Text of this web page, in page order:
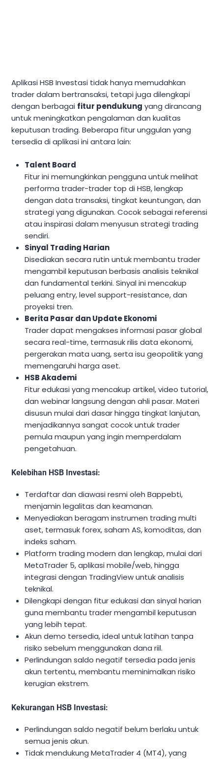
Aplikasi HSB Investasi tidak hanya memudahkan
trader dalam bertransaksi, tetapi juga dilengkapi
dengan berbagai fitur pendukung yang dirancang
untuk meningkatkan pengalaman dan kualitas
keputusan trading. Beberapa fitur unggulan yang
tersedia di aplikasi ini antara lain:
Talent Board
Fitur ini memungkinkan pengguna untuk melihat
performa trader-trader top di HSB, lengkap
dengan data transaksi, tingkat keuntungan, dan
strategi yang digunakan. Cocok sebagai referensi
atau inspirasi dalam menyusun strategi trading
sendiri.
Sinyal Trading Harian
Disediakan secara rutin untuk membantu trader
mengambil keputusan berbasis analisis teknikal
dan fundamental terkini. Sinyal ini mencakup
peluang entry, level support-resistance, dan
proyeksi tren.
Berita Pasar dan Update Ekonomi
Trader dapat mengakses informasi pasar global
secara real-time, termasuk rilis data ekonomi,
pergerakan mata uang, serta isu geopolitik yang
memengaruhi harga aset.
HSB Akademi
Fitur edukasi yang mencakup artikel, video tutorial,
dan webinar langsung dengan ahli pasar. Materi
disusun mulai dari dasar hingga tingkat lanjutan,
menjadikannya sangat cocok untuk trader
pemula maupun yang ingin memperdalam
pengetahuan.
Kelebihan HSB Investasi:
Terdaftar dan diawasi resmi oleh Bappebti,
menjamin legalitas dan keamanan.
Menyediakan beragam instrumen trading multi
aset, termasuk forex, saham AS, komoditas, dan
indeks saham.
Platform trading modern dan lengkap, mulai dari
MetaTrader 5, aplikasi mobile/web, hingga
integrasi dengan TradingView untuk analisis
teknikal.
Dilengkapi dengan fitur edukasi dan sinyal harian
guna membantu trader mengambil keputusan
yang lebih tepat.
Akun demo tersedia, ideal untuk latihan tanpa
risiko sebelum menggunakan dana riil.
Perlindungan saldo negatif tersedia pada jenis
akun tertentu, membantu meminimalkan risiko
kerugian ekstrem.
Kekurangan HSB Investasi:
Perlindungan saldo negatif belum berlaku untuk
semua jenis akun.
Tidak mendukung MetaTrader 4 (MT4), yang